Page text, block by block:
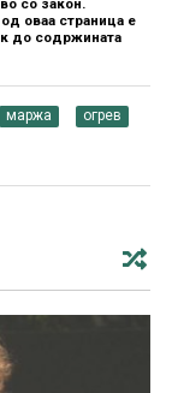
со закон.
оваа страница е
до содржината
маржа огрев